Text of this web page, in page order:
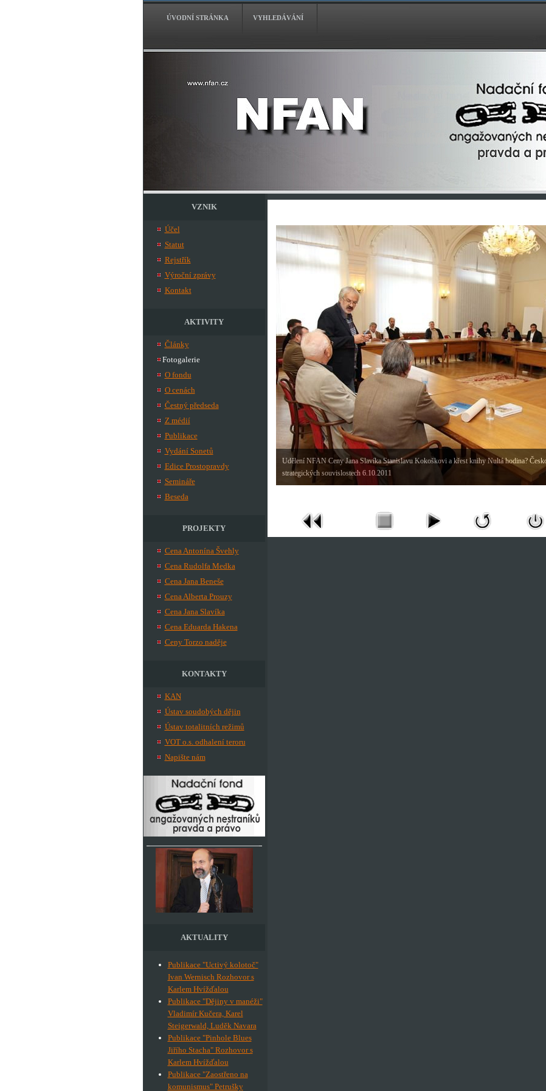
ÚVODNÍ STRÁNKA VYHLEDÁVÁNÍ
VZNIK
Účel
Statut
Rejstřík
Výroční zprávy
Kontakt
AKTIVITY
Články
Fotogalerie
O fondu
O cenách
Čestný předseda
Z médií
Publikace
Vydání Sonetů
Edice Prostopravdy
Semináře
Beseda
PROJEKTY
Cena Antonína Švehly
Cena Rudolfa Medka
Cena Jana Beneše
Cena Alberta Prouzy
Cena Jana Slavíka
Cena Eduarda Hakena
Ceny Torzo naděje
KONTAKTY
KAN
Ústav soudobých dějin
Ústav totalitních režimů
VOT o.s. odhalení teroru
Napište nám
AKTUALITY
Publikace "Uctivý kolotoč"
Ivan Wernisch Rozhovor s
Karlem Hvížďalou
Publikace "Dějiny v manéži"
Vladimír Kučera, Karel
Steigerwald, Luděk Navara
Publikace "Pinhole Blues
Jiřího Stacha" Rozhovor s
Karlem Hvížďalou
Publikace "Zaostřeno na
komunismus" Petrušky
Udělení NFAN Ceny Jana Slavíka Stanislavu Kokoškovi a křest knihy Nultá hodina?
strategických souvislostech 6.10.2011